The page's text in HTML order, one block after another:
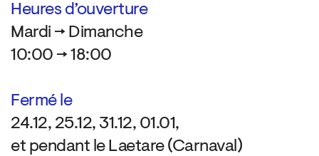
Heures d’ouverture
Mardi → Dimanche
10:00 → 18:00
Fermé le
24.12, 25.12, 31.12, 01.01,
et pendant le Laetare (Carnaval)